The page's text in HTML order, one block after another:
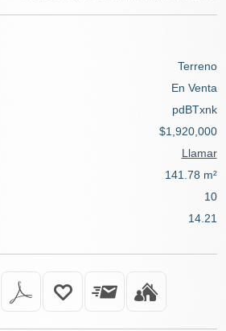
Terreno
En Venta
pdBTxnk
$1,920,000
Llamar
141.78 m²
10
14.21